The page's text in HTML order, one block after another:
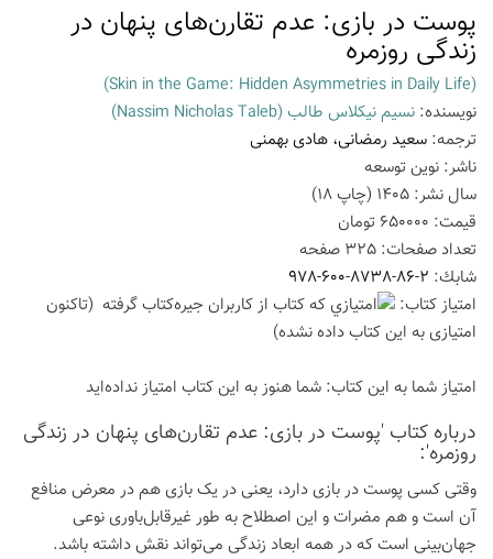
پوست در بازی: عدم تقارن‌های پنهان در
زندگی روزمره
(Skin in the Game: Hidden Asymmetries in Daily Life)
نویسنده: نسیم نیکلاس طالب (Nassim Nicholas Taleb)
ترجمه: سعید رمضانی، هادی بهمنی
ناشر: نوین توسعه
سال نشر: 1405 (چاپ18
)
قیمت: 650000 تومان
تعداد صفحات: 325 صفحه
شابك: 978-600-8738-86-2
امتیاز كتاب:
(تاكنون
امتیازی به این كتاب داده نشده)
امتیاز شما به این كتاب: شما هنوز به این كتاب امتیاز نداده‌اید
درباره كتاب 'پوست در بازی: عدم تقارن‌های پنهان در زندگی
روزمره':
وقتی کسی پوست در بازی دارد، یعنی در یک بازی هم در معرض منافع
آن است و هم مضرات و این اصطلاح به طور غیرقابل‌باوری نوعی
جهان‌بینی است که در همه ابعاد زندگی می‌تواند نقش داشته باشد.